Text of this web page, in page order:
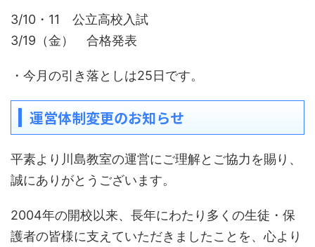
3/10・11 公立高校入試
3/19（金） 合格発表
・今月の引き落としは25日です。
運営体制変更のお知らせ
平素より川島教室の運営にご理解とご協力を賜り、
誠にありがとうございます。
2004年の開校以来、長年にわたり多くの生徒・保
護者の皆様に支えていただきましたことを、心より